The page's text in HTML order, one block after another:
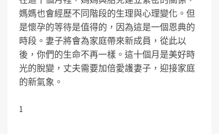
媽媽也會經歷不同階段的生理與心理變化。但
是懷孕的等待是值得的，因為這是一個恩典的
時段。妻子將會為家庭帶來新成員，從此以
後，你們的生命不再一樣。這十個月是美好時
光的脫變，丈夫需要加倍愛護妻子，迎接家庭
的新氣象。
1